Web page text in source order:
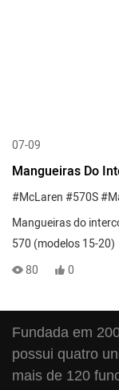
07-09
Mangueiras Do
McLaren 570S
#McLaren#570S
Mangueiras do
570 (modelos 15-20)
80
0
Fundada em
possui quatro
mais de 120